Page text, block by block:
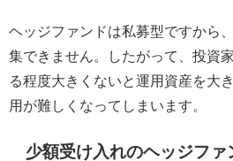
ヘッジファンドは私募型ですから
集できません。したがって、投資
る程度大きくないと運用資産を大
用が難しくなってしまいます。
少額受け入れのヘッジフ